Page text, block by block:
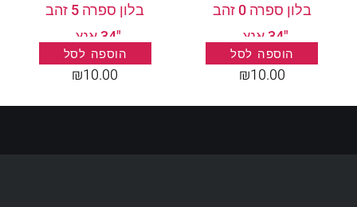
בלון ספרה 0 זהב
"34 אנץ .
הוספה לסל
₪10.00
בלון ספרה 5 זהב
"34 אנץ .
הוספה לסל
₪10.00